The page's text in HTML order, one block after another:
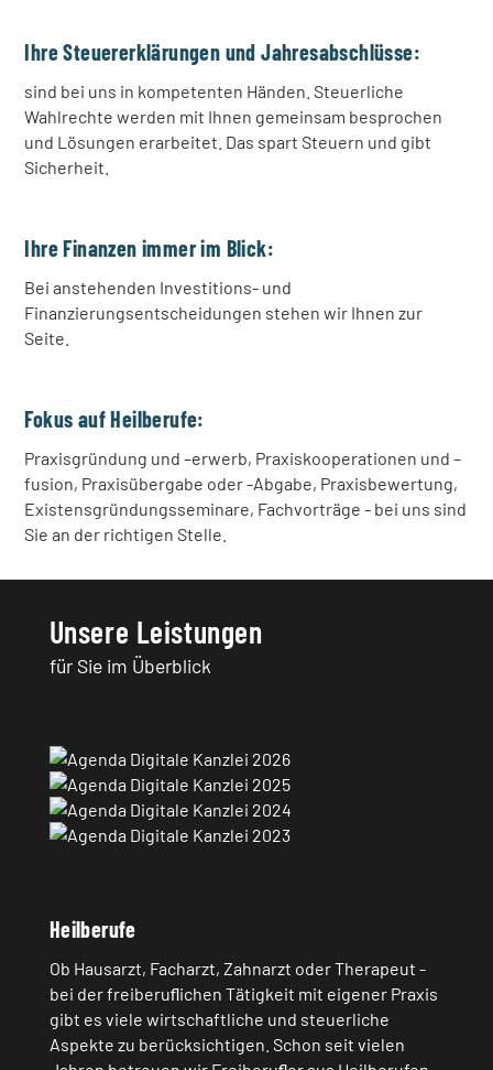
Ihre Steuererklärungen und Jahresabschlüsse:
sind bei uns in kompetenten Händen. Steuerliche
Wahlrechte werden mit Ihnen gemeinsam besprochen
und Lösungen erarbeitet. Das spart Steuern und gibt
Sicherheit.
Ihre Finanzen immer im Blick:
Bei anstehenden Investitions- und
Finanzierungsentscheidungen stehen wir Ihnen zur
Seite.
Fokus auf Heilberufe:
Praxisgründung und –erwerb, Praxiskooperationen und –
fusion, Praxisübergabe oder -Abgabe, Praxisbewertung,
Existensgründungsseminare, Fachvorträge - bei uns sind
Sie an der richtigen Stelle.
Unsere Leistungen
für Sie im Überblick
Heilberufe
Ob Hausarzt, Facharzt, Zahnarzt oder Therapeut -
bei der freiberuﬂichen Tätigkeit mit eigener Praxis
gibt es viele wirtschaftliche und steuerliche
Aspekte zu berücksichtigen. Schon seit vielen